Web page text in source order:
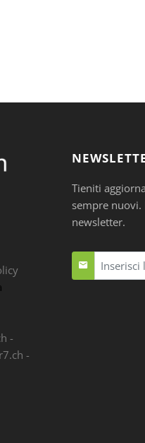
Tieniti
sempre nuovi.
newsletter.
-
-